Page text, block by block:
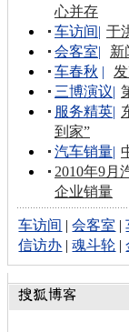
心并存
车访间| 于
会客室|
新
车春秋 |
三博演议|
服务精英|
到家”
汽车销量|
2010年9月
企业销量
车访间 |会客室 |
信访办 |魂斗轮 |